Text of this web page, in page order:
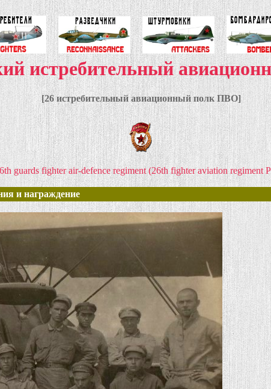
истребительный
[26 истребительный авиационный полк ПВО]
guards fighter air-defence regiment (26th fighter aviation regiment
и награждение